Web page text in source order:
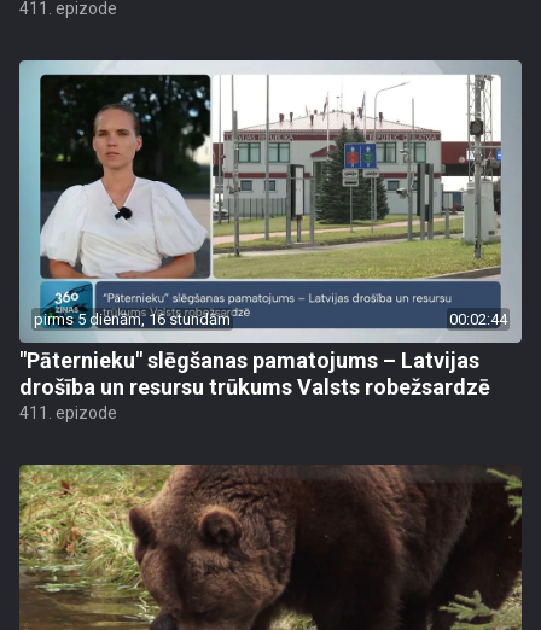
411. epizode
pirms 5 dienām, 16 stundām 00:02:44
"Pāternieku" slēgšanas pamatojums – Latvijas
drošība un resursu trūkums Valsts robežsardzē
411. epizode